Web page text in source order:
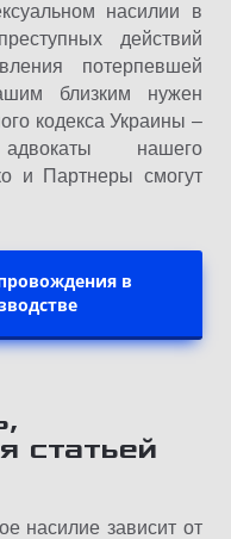
насилии в
действий
потерпевшей
близким нужен
кодекса Украины –
нашего
и Партнеры смогут
в
статьей
насилие зависит от